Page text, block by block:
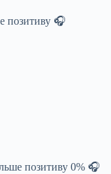
позитиву 🎧
позитиву 0% 🎧